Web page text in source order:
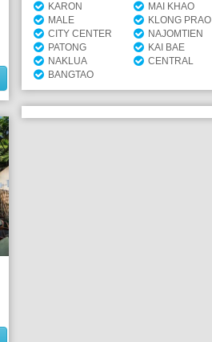
KARON
MAI KHAO
MALE
KLONG PRAO
CITY CENTER
NAJOMTIEN
PATONG
KAI BAE
NAKLUA
CENTRAL
BANGTAO